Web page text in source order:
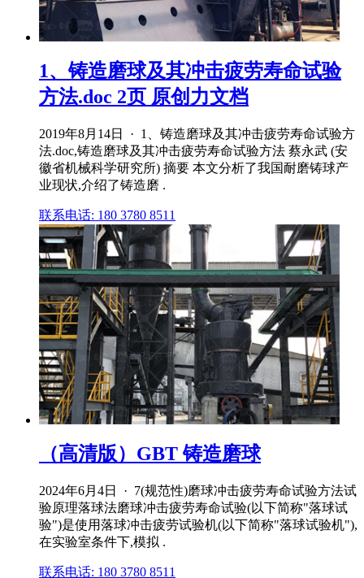
1、铸造磨球及其冲击疲劳寿命试验
方法.doc 2页 原创力文档
2019年8月14日 · 1、铸造磨球及其冲击疲劳寿命试验方
法.doc,铸造磨球及其冲击疲劳寿命试验方法 蔡永武 (安
徽省机械科学研究所) 摘要 本文分析了我国耐磨铸球产
业现状,介绍了铸造磨 .
联系电话: 180 3780 8511
（高清版）GBT 铸造磨球
2024年6月4日 · 7(规范性)磨球冲击疲劳寿命试验方法试
验原理落球法磨球冲击疲劳寿命试验(以下简称"落球试
验")是使用落球冲击疲劳试验机(以下简称"落球试验机"),
在实验室条件下,模拟 .
联系电话: 180 3780 8511